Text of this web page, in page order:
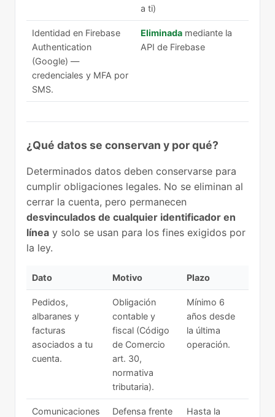
a ti)
Identidad en Firebase
Authentication
(Google) —
credenciales y MFA por
SMS.
Eliminada mediante la
API de Firebase
¿Qué datos se conservan y por qué?
Determinados datos deben conservarse para
cumplir obligaciones legales. No se eliminan al
cerrar la cuenta, pero permanecen
desvinculados de cualquier identificador en
líneay solo se usan para los fines exigidos por
la ley.
Dato Motivo Plazo
Pedidos,
albaranes y
facturas
asociados a tu
cuenta.
Obligación
contable y
fiscal (Código
de Comercio
art. 30,
normativa
tributaria).
Mínimo 6
años desde
la última
operación.
Comunicaciones
Defensa frente
Hasta la